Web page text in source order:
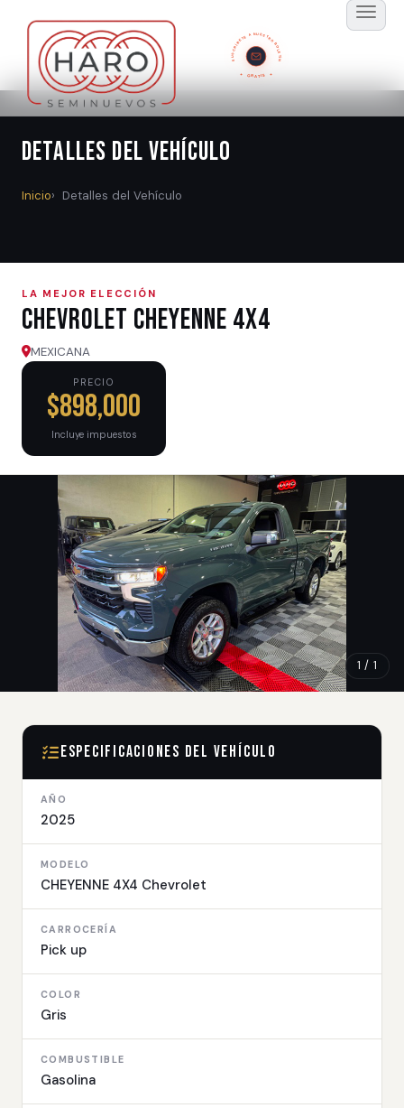
SUSCRÍBETE A NUESTRO BOLETÍN
GRATIS
Detalles del Vehículo
Inicio Detalles del Vehículo
LA MEJOR ELECCIÓN
Chevrolet CHEYENNE 4X4
MEXICANA
PRECIO
$898,000
Incluye impuestos
1 / 1
Especificaciones del Vehículo
AÑO
2025
MODELO
CHEYENNE 4X4 Chevrolet
CARROCERÍA
Pick up
COLOR
Gris
COMBUSTIBLE
Gasolina